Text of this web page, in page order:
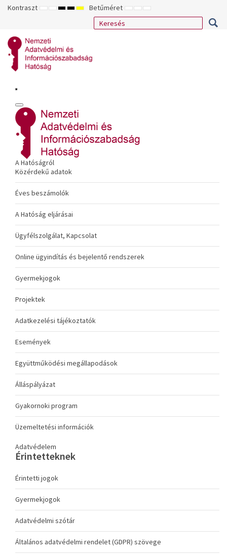
Kontraszt ALAPÉRTELMEZETT
ÉJSZAKAI
NAGY
KONTRASZTÚ
NAGY
KONTRASZTÚ
NAGY
KONTRASZTÚ
SÁRGA
FEKETE
Betűméret KISEBB
BETŰTÍPUS
ALAPÉRTELMEZETT
BETŰMÉRET
NAGYOBB
BETŰMÉRET
A Hatóságról
Közérdekű adatok
Éves beszámolók
A Hatóság eljárásai
Ügyfélszolgálat, Kapcsolat
Online ügyindítás és bejelentő rendszerek
Gyermekjogok
Projektek
Adatkezelési tájékoztatók
Események
Együttműködési megállapodások
Álláspályázat
Gyakornoki program
Üzemeltetési információk
Adatvédelem
Érintetteknek
Érintetti jogok
Gyermekjogok
Adatvédelmi szótár
Általános adatvédelmi rendelet (GDPR) szövege